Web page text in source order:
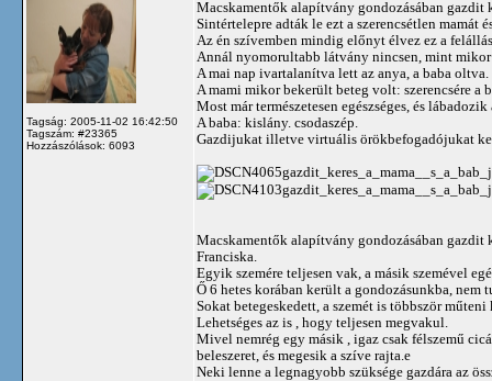
Tagság: 2005-11-02 16:42:50
Tagszám: #23365
Hozzászólások: 6093
Macskamentők alapítvány gondozásában gazdit
Sintértelepre adták le ezt a szerencsétlen
Az én szívemben mindig előnyt élvez ez a
Annál nyomorultabb látvány nincsen, mint
A mai nap ivartalanítva lett az anya, a baba oltva.
A mami mikor bekerült beteg volt: szerencsére a
Most már természetesen egészséges, és
A baba: kislány. csodaszép.
Gazdijukat illetve virtuális örökbefogadójukat
Macskamentők alapítvány gondozásában gazdit
Franciska.
Egyik szemére teljesen vak, a másik szemével
Ő 6 hetes korában került a gondozásunkba, nem
Sokat betegeskedett, a szemét is többször
Lehetséges az is , hogy teljesen megvakul.
Mivel nemrég egy másik , igaz csak félszemű
beleszeret, és megesik a szíve rajta.e
Neki lenne a legnagyobb szüksége gazdára az